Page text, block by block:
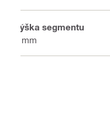
Výška segmentu
7 mm